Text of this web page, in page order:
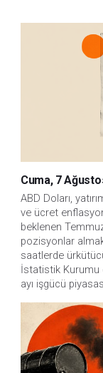
Cuma, 7
ABD Doları,
ve ücret
beklenen
pozisyonlar
saatlerde
İstatistik Kurumu
ayı işgücü